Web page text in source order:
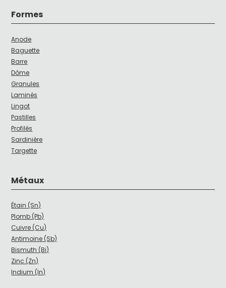
Formes
Anode
Baguette
Barre
Dôme
Granules
Laminés
Lingot
Pastilles
Profilés
Sardinière
Targette
Métaux
Étain (Sn)
Plomb (Pb)
Cuivre (Cu)
Antimoine (Sb)
Bismuth (Bi)
Zinc (Zn)
Indium (In)